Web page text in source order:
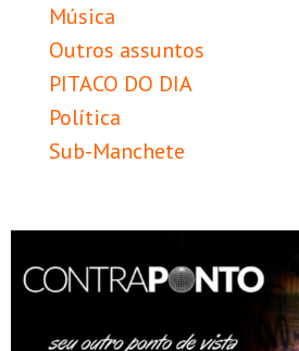
Música
Outros assuntos
PITACO DO DIA
Política
Sub-Manchete